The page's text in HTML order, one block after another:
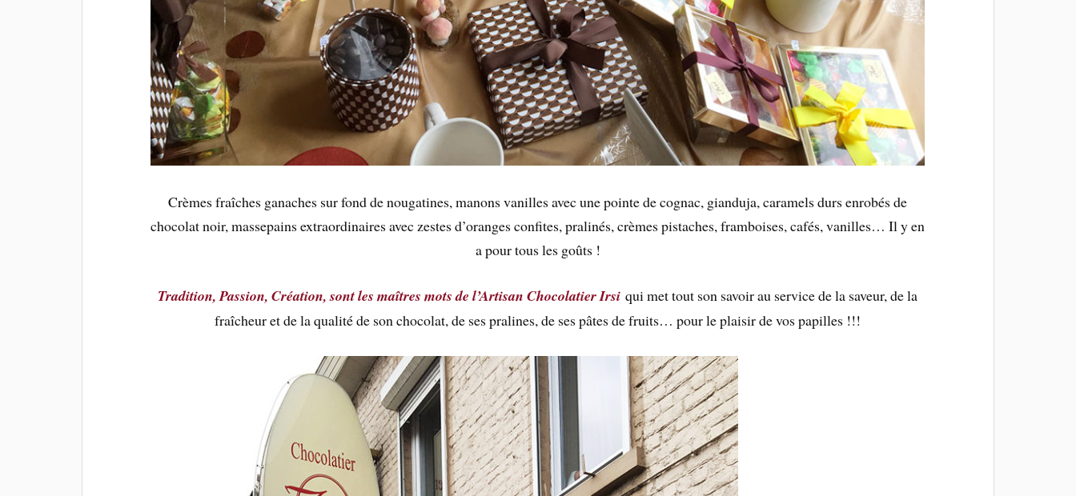
Crèmes fraîches ganaches sur fond de nougatines, manons vanilles avec une pointe de cognac, gianduja, caramels durs enrobés de
chocolat noir, massepains extraordinaires avec zestes d’oranges confites, pralinés, crèmes pistaches, framboises, cafés, vanilles… Il y en
a pour tous les goûts !
Tradition, Passion, Création, sont les maîtres mots de l’Artisan Chocolatier Irsiqui met tout son savoir au service de la saveur, de la
fraîcheur et de la qualité de son chocolat, de ses pralines, de ses pâtes de fruits… pour le plaisir de vos papilles !!!